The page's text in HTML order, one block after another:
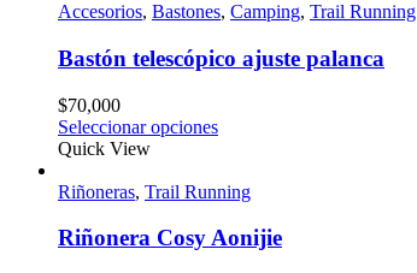
Accesorios, Bastones, Camping, Trail Running
Bastón telescópico ajuste palanca
$70,000
Seleccionar opciones
Quick View
Riñoneras, Trail Running
Riñonera Cosy Aonijie